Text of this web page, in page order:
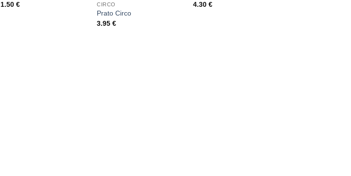
1.50€ CIRCO
Prato Circo
3.95€
4.30 €